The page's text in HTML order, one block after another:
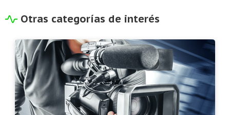
Otras categorías de interés